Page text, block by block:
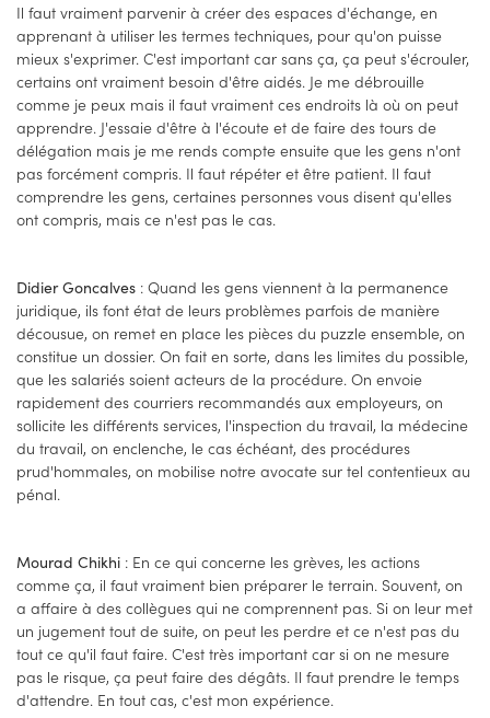
Il faut vraiment parvenir à créer des espaces d'échange, en
apprenant à utiliser les termes techniques, pour qu'on puisse
mieux s'exprimer. C'est important car sans ça, ça peut s'écrouler,
certains ont vraiment besoin d'être aidés. Je me débrouille
comme je peux mais il faut vraiment ces endroits là où on peut
apprendre. J'essaie d'être à l'écoute et de faire des tours de
délégation mais je me rends compte ensuite que les gens n'ont
pas forcément compris. Il faut répéter et être patient. Il faut
comprendre les gens, certaines personnes vous disent qu'elles
ont compris, mais ce n'est pas le cas.
Didier Goncalves : Quand les gens viennent à la permanence
juridique, ils font état de leurs problèmes parfois de manière
décousue, on remet en place les pièces du puzzle ensemble, on
constitue un dossier. On fait en sorte, dans les limites du possible,
que les salariés soient acteurs de la procédure. On envoie
rapidement des courriers recommandés aux employeurs, on
sollicite les différents services, l'inspection du travail, la médecine
du travail, on enclenche, le cas échéant, des procédures
prud'hommales, on mobilise notre avocate sur tel contentieux au
pénal.
Mourad Chikhi : En ce qui concerne les grèves, les actions
comme ça, il faut vraiment bien préparer le terrain. Souvent, on
a affaire à des collègues qui ne comprennent pas. Si on leur met
un jugement tout de suite, on peut les perdre et ce n'est pas du
tout ce qu'il faut faire. C'est très important car si on ne mesure
pas le risque, ça peut faire des dégâts. Il faut prendre le temps
d'attendre. En tout cas, c'est mon expérience.